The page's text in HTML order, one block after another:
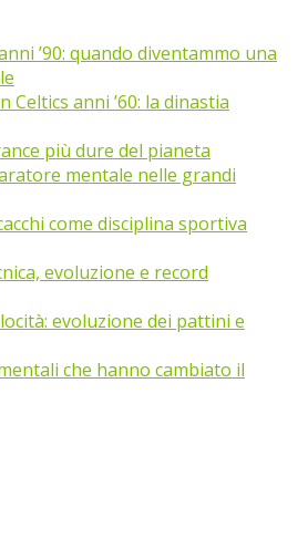
’90: quando diventammo una
Celtics anni ’60: la dinastia
più dure del pianeta
mentale nelle grandi
come disciplina sportiva
evoluzione e record
evoluzione dei pattini e
che hanno cambiato il